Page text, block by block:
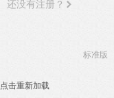
还没有注册？
标准版
点击重新加载